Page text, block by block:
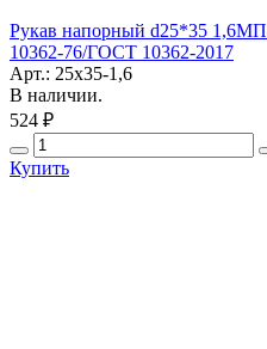
Рукав напорный d25*35
10362-76/ГОСТ 10362-2017
Арт.: 25х35-1,6
В наличии.
524 ₽
Купить